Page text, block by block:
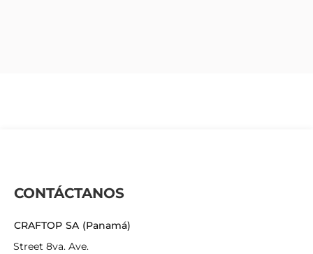
CONTÁCTANOS
CRAFTOP SA (Panamá)
Street 8va. Ave.